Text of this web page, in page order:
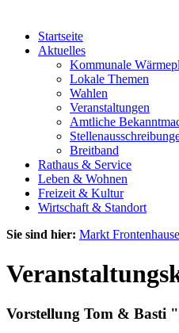
Startseite
Aktuelles
Kommunale
Lokale Themen
Wahlen
Veranstaltungen
Amtliche
Breitband
Rathaus & Service
Leben & Wohnen
Freizeit & Kultur
Wirtschaft & Standort
Sie sind hier: Markt
Vorstellung Tom & Basti